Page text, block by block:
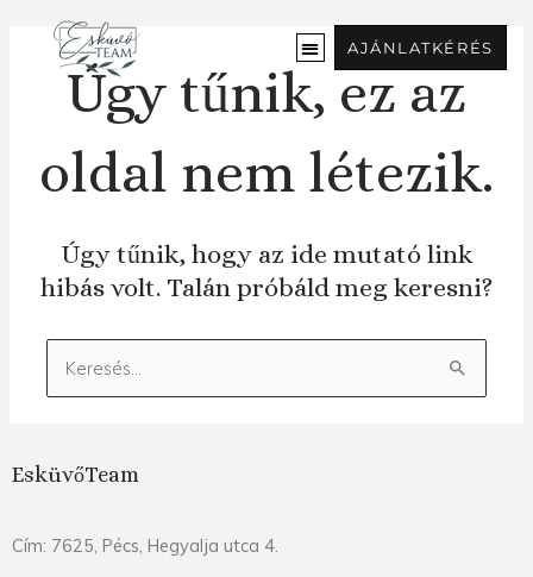
tartalomra
AJÁNLATKÉRÉS
Úgy tűnik, ez az
oldal nem létezik.
Úgy tűnik, hogy az ide mutató link
hibás volt. Talán próbáld meg keresni?
Keresés:
EsküvőTeam
Cím: 7625, Pécs, Hegyalja utca 4.